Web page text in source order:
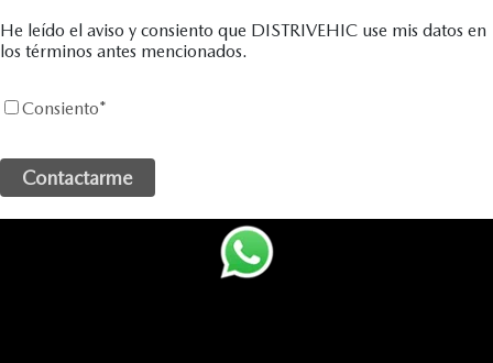
He leído el aviso y consiento que DISTRIVEHIC use mis datos en
los términos antes mencionados.
Consiento*